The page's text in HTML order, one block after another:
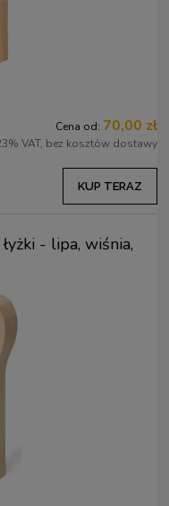
Cena od: 70,00 zł
VAT, bez kosztów dostawy
KUP TERAZ
- lipa, wiśnia,